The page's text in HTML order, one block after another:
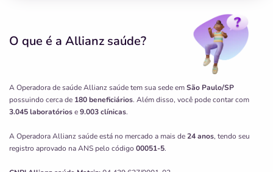
O que é a Allianz saúde?
A Operadora de saúde Allianz saúde tem sua sede emSão Paulo/SP
possuindo cerca de 180 beneficiários. Além disso, você pode contar com
3.045 laboratóriose9.003 clínicas.
A Operadora Allianz saúde está no mercado a mais de24 anos, tendo seu
registro aprovado na ANS pelo código 00051-5.